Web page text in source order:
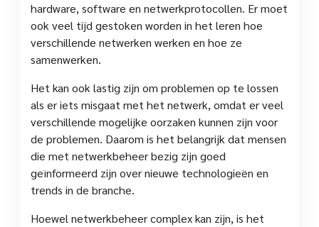
hardware, software en netwerkprotocollen. Er moet
ook veel tijd gestoken worden in het leren hoe
verschillende netwerken werken en hoe ze
samenwerken.
Het kan ook lastig zijn om problemen op te lossen
als er iets misgaat met het netwerk, omdat er veel
verschillende mogelijke oorzaken kunnen zijn voor
de problemen. Daarom is het belangrijk dat mensen
die met netwerkbeheer bezig zijn goed
geïnformeerd zijn over nieuwe technologieën en
trends in de branche.
Hoewel netwerkbeheer complex kan zijn, is het